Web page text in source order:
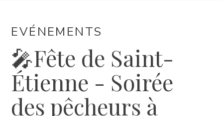
FR
EVÉNEMENTS
🎤Fête de Saint-
Étienne - Soirée
des pêcheurs à